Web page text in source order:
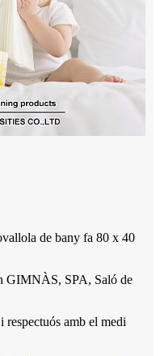
de bany fa 80 x 40
GIMNÀS, SPA, Saló de
amb el medi